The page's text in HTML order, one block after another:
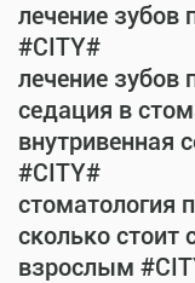
лечение
#CITY#
лечение зубов
седация в
внутривенная
#CITY#
стоматология
сколько стоит
взрослым